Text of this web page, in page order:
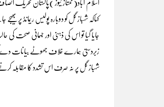
کہاکہ شہباز گل کو دوبارہ پولیس ریمانڈ پر
جایا گیا تو اس کی ذہنی اور جسمانی صحت
زبردستی ہمارے خلاف جھوٹے بیانات دے
شہباز گل پر نہ صرف اس تشدد کا مقابلہ